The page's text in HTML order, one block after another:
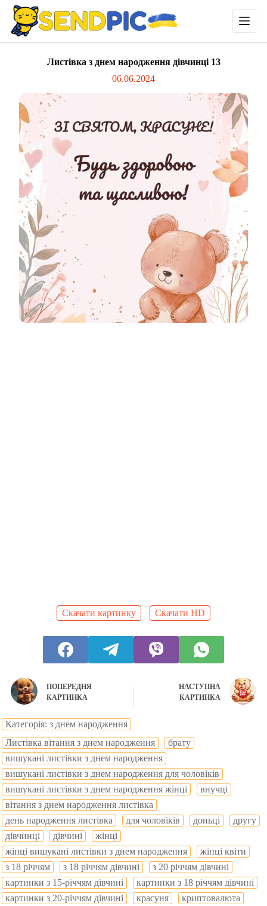
П
е
р
е
Листівка з днем народження дівчинці 13
06.06.2024
Скачати картинку Скачати HD
ПОПЕРЕДНЯ
КАРТИНКА
НАСТУПНА
КАРТИНКА
Категорія: з днем народження
Листівка вітання з днем народження
брату
вишукані листівки з днем народження
вишукані листівки з днем народження для чоловіків
вишукані листівки з днем народження жінці
внучці
вітання з днем народження листівка
день народження листівка
для чоловіків доньці
другу
дівчинці
дівчині
жінці
жінці вишукані листівки з днем народження
жінці квіти
з 18 річчям
з 18 річчям дівчині
з 20 річчям дівчині
картинки з 15-річчям дівчині
картинки з 18 річчям дівчині
картинки з 20-річчям дівчині
красуня
криптовалюта